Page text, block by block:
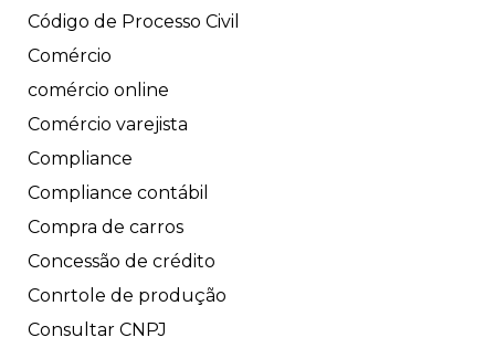
Código de Processo Civil
Comércio
comércio online
Comércio varejista
Compliance
Compliance contábil
Compra de carros
Concessão de crédito
Conrtole de produção
Consultar CNPJ